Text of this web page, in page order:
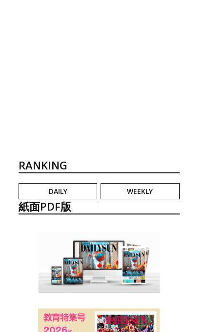
RANKING
DAILY WEEKLY
紙面PDF版